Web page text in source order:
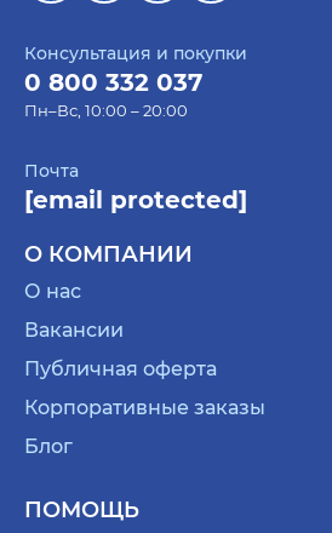
Консультация и покупки
0 800 332 037
Пн–Вс, 10:00 – 20:00
Почта
[email protected]
О КОМПАНИИ
О нас
Вакансии
Публичная оферта
Корпоративные заказы
Блог
ПОМОЩЬ